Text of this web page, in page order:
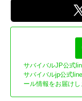
サバイバルJP公式
サバイバルjp公式
ール情報をお届けし